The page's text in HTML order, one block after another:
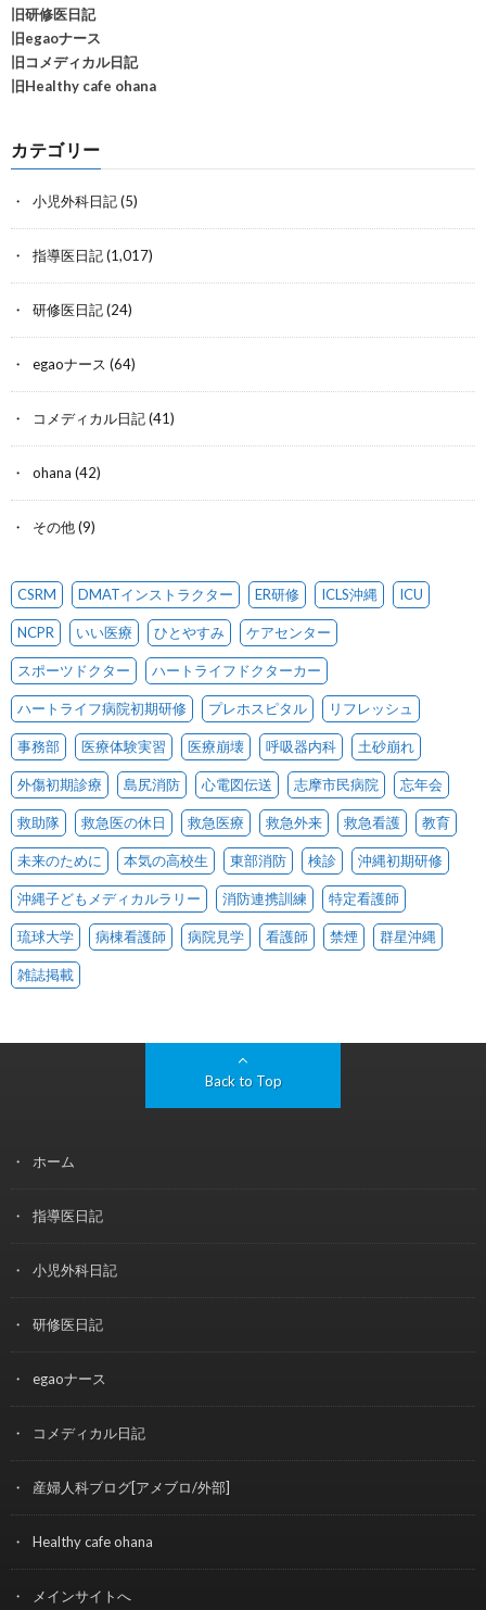
旧研修医日記
旧egaoナース
旧コメディカル日記
旧Healthy cafe ohana
カテゴリー
小児外科日記(5)
指導医日記(1,017)
研修医日記(24)
egaoナース (64)
コメディカル日記(41)
ohana (42)
その他(9)
CSRM DMATインストラクター ER研修 ICLS沖縄 ICU
NCPR いい医療 ひとやすみ ケアセンター
スポーツドクター ハートライフドクターカー
ハートライフ病院初期研修 プレホスピタル リフレッシュ
事務部 医療体験実習 医療崩壊 呼吸器内科 土砂崩れ
外傷初期診療 島尻消防 心電図伝送 志摩市民病院 忘年会
救助隊 救急医の休日 救急医療 救急外来 救急看護 教育
未来のために 本気の高校生 東部消防 検診 沖縄初期研修
沖縄子どもメディカルラリー 消防連携訓練 特定看護師
琉球大学 病棟看護師 病院見学 看護師 禁煙 群星沖縄
雑誌掲載
Back to Top
ホーム
指導医日記
小児外科日記
研修医日記
egaoナース
コメディカル日記
産婦人科ブログ[アメブロ/外部]
Healthy cafe ohana
メインサイトへ